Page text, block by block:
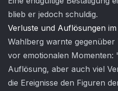
blieb er jedoch schuldig.
Verluste und Auflösungen im
Wahlberg warnte
vor emotionalen Momenten:
Auflösung, aber auch viel
die Ereignisse den Figuren